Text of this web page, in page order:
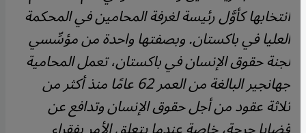
انتخابها كأوَّل رئيسة لغرفة المحامين في المحكمة
العليا في باكستان. وبصفتها واحدة من مؤسِّسي
لجنة حقوق الإنسان في باكستان، تعمل المحامية
جهانجير البالغة من العمر 62 عامًا منذ أكثر من
ثلاثة عقود من أجل حقوق الإنسان وتدافع عن